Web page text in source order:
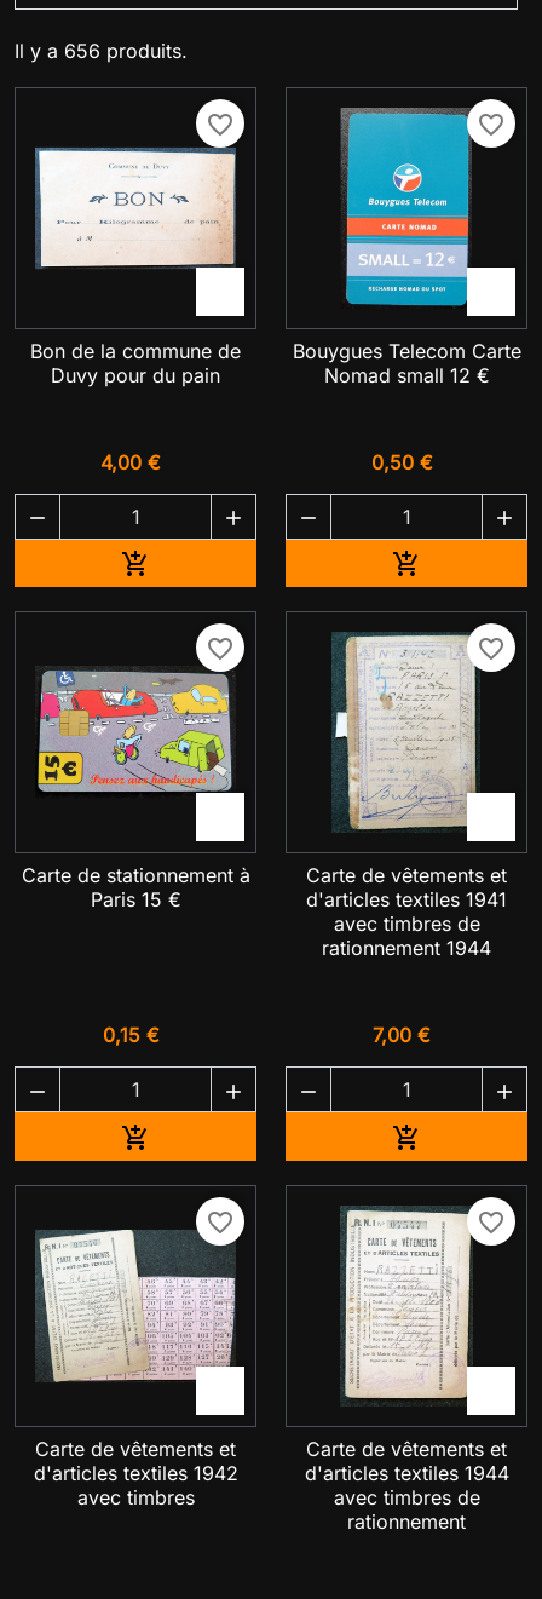
Il y a 656 produits.
favorite_border
Bon de la commune de
Duvy pour du pain
4,00 €
 

favorite_border
Bouygues Telecom Carte
Nomad small 12 €
0,50 €
 

favorite_border
Carte de stationnement à
Paris 15 €
0,15 €
 

favorite_border
Carte de vêtements et
d'articles textiles 1941
avec timbres de
rationnement 1944
7,00 €
 

favorite_border
Carte de vêtements et
d'articles textiles 1942
avec timbres
favorite_border
Carte de vêtements et
d'articles textiles 1944
avec timbres de
rationnement